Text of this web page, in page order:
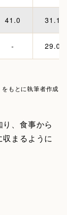
41.0 31.1
- 29.0
をもとに執筆者作成
、食事から
まるように